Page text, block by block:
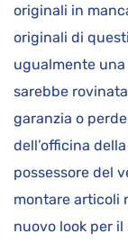
originali in
originali di
ugualmente
sarebbe
garanzia o
dell’officina
possessore del
montare articoli
nuovo look per